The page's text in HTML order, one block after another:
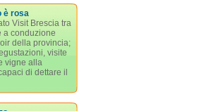
è rosa
Visit Brescia tra
a conduzione
della provincia;
visite
vigne alla
di dettare il